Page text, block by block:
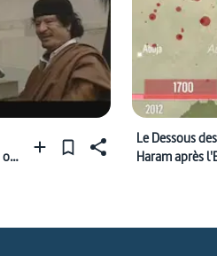
of
Le Dessous
Haram après